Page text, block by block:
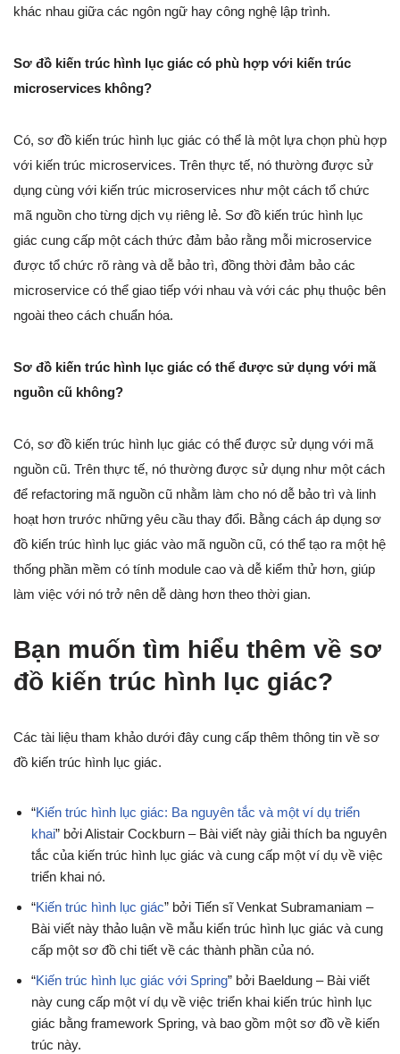
khác nhau giữa các ngôn ngữ hay công nghệ lập trình.
Sơ đồ kiến trúc hình lục giác có phù hợp với kiến trúc
microservices không?
Có, sơ đồ kiến trúc hình lục giác có thể là một lựa chọn phù hợp
với kiến trúc microservices. Trên thực tế, nó thường được sử
dụng cùng với kiến trúc microservices như một cách tổ chức
mã nguồn cho từng dịch vụ riêng lẻ. Sơ đồ kiến trúc hình lục
giác cung cấp một cách thức đảm bảo rằng mỗi microservice
được tổ chức rõ ràng và dễ bảo trì, đồng thời đảm bảo các
microservice có thể giao tiếp với nhau và với các phụ thuộc bên
ngoài theo cách chuẩn hóa.
Sơ đồ kiến trúc hình lục giác có thể được sử dụng với mã
nguồn cũ không?
Có, sơ đồ kiến trúc hình lục giác có thể được sử dụng với mã
nguồn cũ. Trên thực tế, nó thường được sử dụng như một cách
để refactoring mã nguồn cũ nhằm làm cho nó dễ bảo trì và linh
hoạt hơn trước những yêu cầu thay đổi. Bằng cách áp dụng sơ
đồ kiến trúc hình lục giác vào mã nguồn cũ, có thể tạo ra một hệ
thống phần mềm có tính module cao và dễ kiểm thử hơn, giúp
làm việc với nó trở nên dễ dàng hơn theo thời gian.
Bạn muốn tìm hiểu thêm về sơ
đồ kiến trúc hình lục giác?
Các tài liệu tham khảo dưới đây cung cấp thêm thông tin về sơ
đồ kiến trúc hình lục giác.
“Kiến trúc hình lục giác: Ba nguyên tắc và một ví dụ triển
khai” bởi Alistair Cockburn – Bài viết này giải thích ba nguyên
tắc của kiến trúc hình lục giác và cung cấp một ví dụ về việc
triển khai nó.
“Kiến trúc hình lục giác” bởi Tiến sĩ Venkat Subramaniam –
Bài viết này thảo luận về mẫu kiến trúc hình lục giác và cung
cấp một sơ đồ chi tiết về các thành phần của nó.
“Kiến trúc hình lục giác với Spring” bởi Baeldung – Bài viết
này cung cấp một ví dụ về việc triển khai kiến trúc hình lục
giác bằng framework Spring, và bao gồm một sơ đồ về kiến
trúc này.